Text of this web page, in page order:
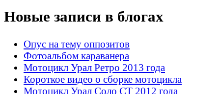
Новые записи в блогах
Опус на тему оппозитов
Фотоальбом караванера
Мотоцикл Урал Ретро 2013 года
Короткое видео о сборке мотоцикла
Мотоцикл Урал Соло СТ 2012 года